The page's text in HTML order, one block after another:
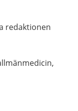
redaktionen